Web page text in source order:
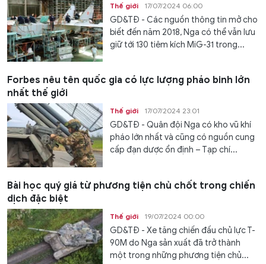
Thế giới 17/07/2024 06:00
GD&TĐ - Các nguồn thông tin mở cho
biết đến năm 2018, Nga có thể vẫn lưu
giữ tới 130 tiêm kích MiG-31 trong...
Forbes nêu tên quốc gia có lực lượng pháo binh lớn
nhất thế giới
Thế giới 17/07/2024 23:01
GD&TĐ - Quân đội Nga có kho vũ khí
pháo lớn nhất và cũng có nguồn cung
cấp đạn dược ổn định – Tạp chí...
Bài học quý giá từ phương tiện chủ chốt trong chiến
dịch đặc biệt
Thế giới 19/07/2024 00:00
GD&TĐ - Xe tăng chiến đấu chủ lực T-
90M do Nga sản xuất đã trở thành
một trong những phương tiện chủ...